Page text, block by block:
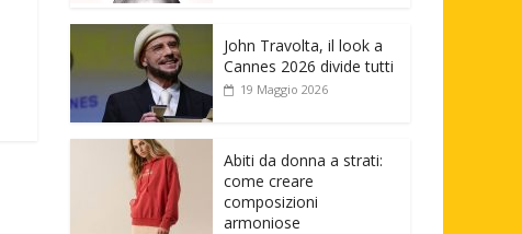
John Travolta, il look a
Cannes 2026 divide tutti
19 Maggio 2026
Abiti da donna a strati:
come creare
composizioni
armoniose